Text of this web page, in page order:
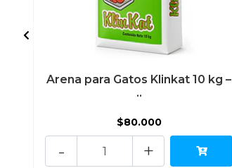
Arena para Gatos Klinkat 10 kg –
..
$80.000
+
-